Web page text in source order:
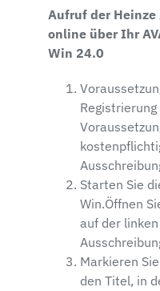
Aufruf der
online über Ihr
Win 24.0
Starten Sie
Win.Öffnen
auf der
Markieren
den Titel, in